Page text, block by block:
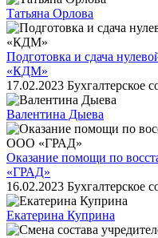
Татьяна Орлова
Подготовка и сдача
«КДМ»
17.02.2023 Бухгалтерское
Валентина Дыева
Оказание помощи по
«ГРАД»
16.02.2023 Бухгалтерское
Екатерина Куприна